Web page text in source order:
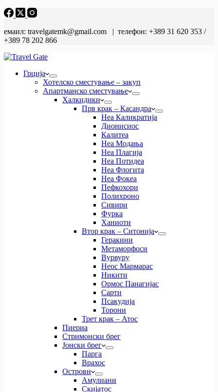
емаил: travelgatemk@gmail.com | телефон: +389 31 620 353 /
+389 78 202 866
Грција
Хотелско сместување – закуп
Апартманско сместување
Халкидики
Прв крак – Касандра
Неа Каликратија
Дионисиос
Калитеа
Неа Модања
Неа Плагија
Неа Потидеа
Неа Флогита
Неа Фокеа
Пефкохори
Полихроно
Сивири
Фурка
Ханиоти
Втор крак – Ситонија
Геракини
Метаморфоси
Вурвуру
Неос Мармарас
Никити
Ормос Панагијас
Сарти
Псакудија
Торони
Трет крак – Атос
Пиериа
Стримонски брег
Јонски брег
Парга
Врахос
Острови
Амулиани
Скијатос